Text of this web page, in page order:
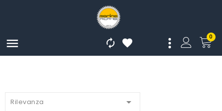
 0


Rilevanza 